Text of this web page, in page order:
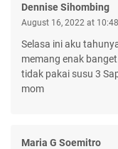
Dennise Sihombing
August 16, 2022 at
Selasa ini aku
memang enak
tidak pakai susu 3
mom
Maria G Soemitro